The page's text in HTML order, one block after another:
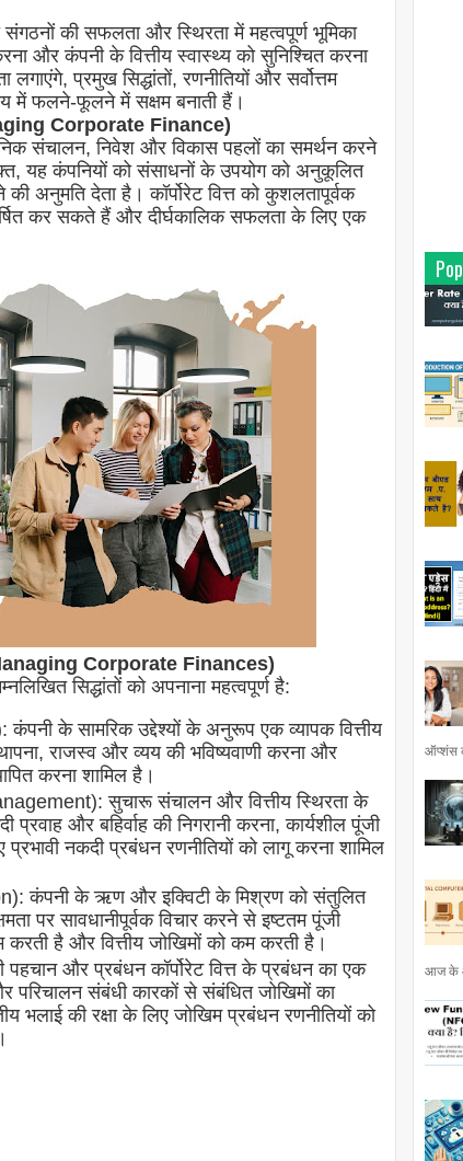
की सफलता और स्थिरता में महत्वपूर्ण भूमिका
और कंपनी के वित्तीय स्वास्थ्य को सुनिश्चित करना
प्रमुख सिद्धांतों, रणनीतियों और सर्वोत्तम
में फलने-फूलने में सक्षम बनाती हैं।
Corporate Finance)
संचालन, निवेश और विकास पहलों का समर्थन करने
यह कंपनियों को संसाधनों के उपयोग को अनुकूलित
अनुमति देता है। कॉर्पोरेट वित्त को कुशलतापूर्वक
कर सकते हैं और दीर्घकालिक सफलता के लिए एक
Managing Corporate Finances)
सिद्धांतों को अपनाना महत्वपूर्ण है:
के सामरिक उद्देश्यों के अनुरूप एक व्यापक वित्तीय
राजस्व और व्यय की भविष्यवाणी करना और
करना शामिल है।
सुचारू संचालन और वित्तीय स्थिरता के
और बहिर्वाह की निगरानी करना, कार्यशील पूंजी
नकदी प्रबंधन रणनीतियों को लागू करना शामिल
कंपनी के ऋण और इक्विटी के मिश्रण को संतुलित
पर सावधानीपूर्वक विचार करने से इष्टतम पूंजी
है और वित्तीय जोखिमों को कम करती है।
और प्रबंधन कॉर्पोरेट वित्त के प्रबंधन का एक
संबंधी कारकों से संबंधित जोखिमों का
की रक्षा के लिए जोखिम प्रबंधन रणनीतियों को
ऑप्शंस
आज के